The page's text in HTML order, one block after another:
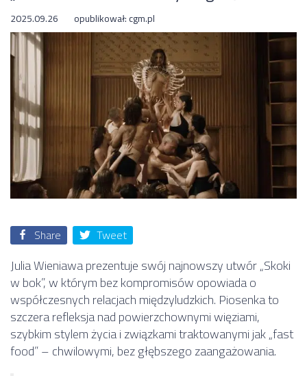
2025.09.26 opublikował:cgm.pl
Share Tweet
Julia Wieniawa prezentuje swój najnowszy utwór „Skoki
w bok”, w którym bez kompromisów opowiada o
współczesnych relacjach międzyludzkich. Piosenka to
szczera refleksja nad powierzchownymi więziami,
szybkim stylem życia i związkami traktowanymi jak „fast
food” – chwilowymi, bez głębszego zaangażowania.